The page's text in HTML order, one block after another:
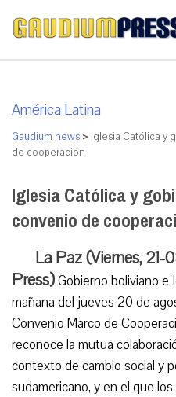
América Latina
Gaudium news > Iglesia Católica y
de cooperación
Iglesia Católica y
convenio de
La Paz (Viernes,
Press)Gobierno boliviano e
mañana del jueves 20 de
Convenio Marco de
reconoce la mutua
contexto de cambio social y
sudamericano, y en el que